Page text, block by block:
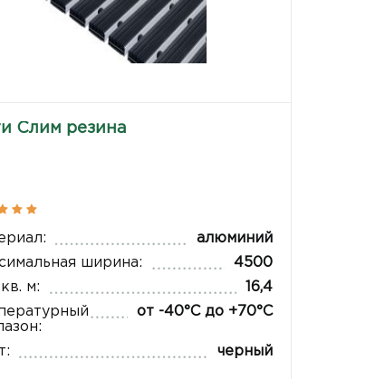
Слим резина
алюминий
ширина:
4500
м:
16,4
от -40°С до +70°С
черный